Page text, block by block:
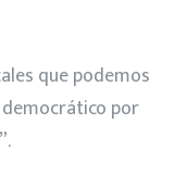
que podemos
por